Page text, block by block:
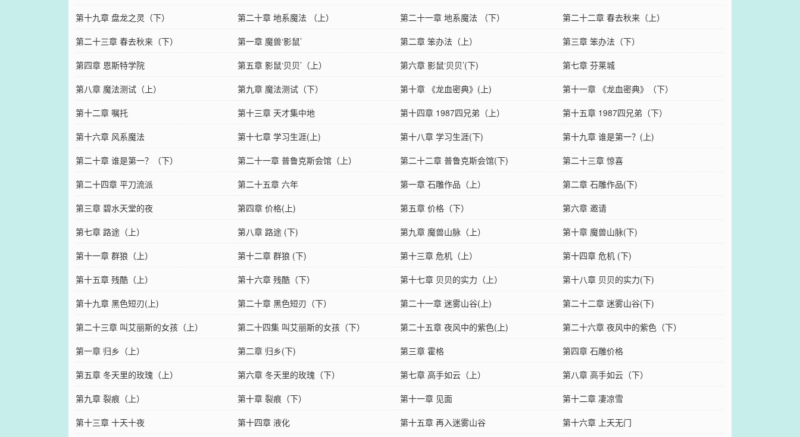
第十九章 盘龙之灵（下）
第二十章 地系魔法 （上） 第二十一章 地系魔法 （下）
第二十二章 春去秋来（上）
第二十三章 春去秋来（下）
第一章 魔兽‘影鼠’ 第二章 笨办法（上）
第三章 笨办法（下）
第四章 恩斯特学院
第五章 影鼠‘贝贝’（上） 第六章 影鼠‘贝贝’(下)
第七章 芬莱城
第八章 魔法测试（上）
第九章 魔法测试（下） 第十章 《龙血密典》(上)
第十一章 《龙血密典》（下）
第十二章 嘱托
第十三章 天才集中地 第十四章 1987四兄弟（上）
第十五章 1987四兄弟（下）
第十六章 风系魔法
第十七章 学习生涯(上) 第十八章 学习生涯(下)
第十九章 谁是第一？(上)
第二十章 谁是第一？（下）
第二十一章 普鲁克斯会馆（上） 第二十二章 普鲁克斯会馆(下)
第二十三章 惊喜
第二十四章 平刀流派
第二十五章 六年 第一章 石雕作品（上）
第二章 石雕作品(下)
第三章 碧水天堂的夜
第四章 价格(上) 第五章 价格（下）
第六章 邀请
第七章 路途（上）
第八章 路途 (下) 第九章 魔兽山脉（上）
第十章 魔兽山脉(下)
第十一章 群狼（上）
第十二章 群狼 (下) 第十三章 危机（上）
第十四章 危机 (下)
第十五章 残酷（上）
第十六章 残酷（下） 第十七章 贝贝的实力（上）
第十八章 贝贝的实力(下)
第十九章 黑色短刃(上)
第二十章 黑色短刃（下） 第二十一章 迷雾山谷(上)
第二十二章 迷雾山谷(下)
第二十三章 叫艾丽斯的女孩（上）
第二十四集 叫艾丽斯的女孩（下） 第二十五章 夜风中的紫色(上)
第二十六章 夜风中的紫色（下）
第一章 归乡（上）
第二章 归乡(下) 第三章 霍格
第四章 石雕价格
第五章 冬天里的玫瑰（上）
第六章 冬天里的玫瑰（下） 第七章 高手如云（上）
第八章 高手如云（下）
第九章 裂痕（上）
第十章 裂痕（下） 第十一章 见面
第十二章 凄凉雪
第十三章 十天十夜
第十四章 液化 第十五章 再入迷雾山谷 第十六章 上天无门